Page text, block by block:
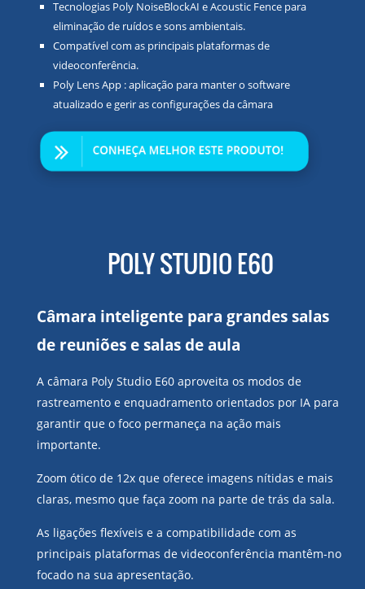
Tecnologias Poly NoiseBlockAI e Acoustic Fence para
eliminação de ruídos e sons ambientais.
Compatível com as principais plataformas de
videoconferência.
Poly Lens App : aplicação para manter o software
atualizado e gerir as configurações da câmara
POLY STUDIO E60
Câmara inteligente para grandes salas
de reuniões e salas de aula
A câmara Poly Studio E60 aproveita os modos de
rastreamento e enquadramento orientados por IA para
garantir que o foco permaneça na ação mais
importante.
Zoom ótico de 12x que oferece imagens nítidas e mais
claras, mesmo que faça zoom na parte de trás da sala.
As ligações flexíveis e a compatibilidade com as
principais plataformas de videoconferência mantêm-no
focado na sua apresentação.